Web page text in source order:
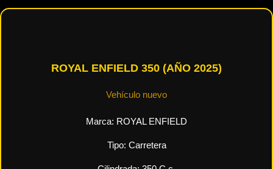
ROYAL ENFIELD 350 (AÑO 2025)
Vehículo nuevo
Marca: ROYAL ENFIELD
Tipo: Carretera